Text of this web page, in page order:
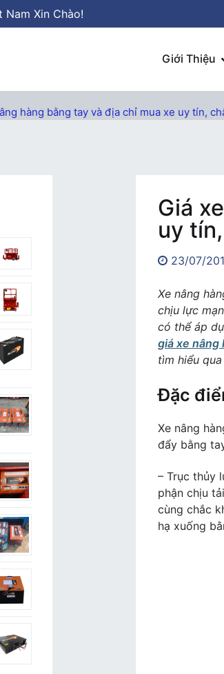
Nam Xin Chào!
Giới Thiệu
hàng bằng tay và địa chỉ mua xe uy tín,
Giá
uy
23/07/
Xe nâng
chịu lực
có thể áp
giá xe nâng
tìm hiểu
Đặc
Xe nâng
đẩy bằng
– Trục thủy
phận chịu
cùng chắc
hạ xuống